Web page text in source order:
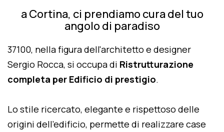
a Cortina, ci prendiamo cura del tuo
angolo di paradiso
37100, nella figura dell'architetto e designer
Sergio Rocca, si occupa di Ristrutturazione
completa per Edificio di prestigio.
Lo stile ricercato, elegante e rispettoso delle
origini dell'edificio, permette di realizzare case